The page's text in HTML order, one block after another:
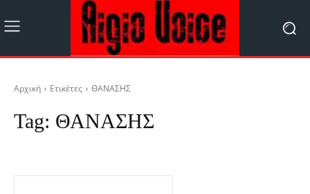
Αρχική Ετικέτες ΘΑΝΑΣΗΣ
Tag: ΘΑΝΑΣΗΣ